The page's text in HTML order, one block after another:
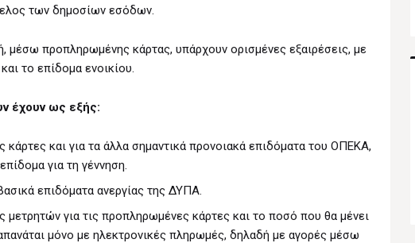
των δημοσίων εσόδων.
μέσω προπληρωμένης κάρτας, υπάρχουν ορισμένες εξαιρέσεις, με
το επίδομα ενοικίου.
έχουν ως εξής:
και για τα άλλα σημαντικά προνοιακά επιδόματα του ΟΠΕΚΑ,
για τη γέννηση.
επιδόματα ανεργίας της ΔΥΠΑ.
μετρητών για τις προπληρωμένες κάρτες και το ποσό που θα μένει
μόνο με ηλεκτρονικές πληρωμές, δηλαδή με αγορές μέσω